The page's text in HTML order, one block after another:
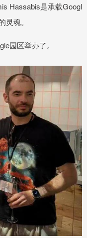
Hassabis是承载Googl
魂。
园区举办了。